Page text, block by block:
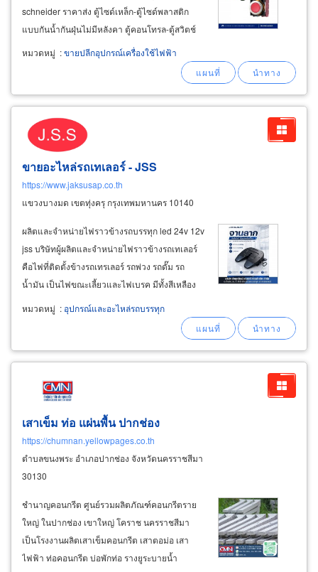
schneider ราคาส่ง ตู้ไซด์เหล็ก-ตู้ไซด์พลาสติก
แบบกันน้ำกันฝุ่นไม่มีหลังคา ตู้คอนโทรล-ตู้สวิตช์
บอร์ดเปล่า อุปกรณ์ไฟฟ้า mccb, acb, mcbs, clmd,
elcb, magnetic contactor, power meter สำหรับ
หมวดหมู่ :ขายปลีกอุปกรณ์เครื่องใช้ไฟฟ้า
ขายอะไหล่รถเทเลอร์ - JSS
https://www.jaksusap.co.th
แขวงบางมด เขตทุ่งครุ กรุงเทพมหานคร 10140
ผลิตและจำหน่ายไฟราวข้างรถบรรทุก led 24v 12v
jss บริษัทผู้ผลิตและจำหน่ายไฟราวข้างรถเทเลอร์
คือไฟที่ติดตั้งข้างรถเทรเลอร์ รถพ่วง รถดั๊ม รถ
น้ำมัน เป็นไฟขณะเลี้ยวและไฟเบรค มีทั้งสีเหลือง
และสีแดง ตามกฎหมายขนส่ง มีจำหน่ายหลายรุ่น
หลายแบบ เช่น จำหน่ายไฟราวข้าง sd-4006a : มี
หมวดหมู่ : อุปกรณ์และอะไหล่รถบรรทุก
เสาเข็ม ท่อ แผ่นพื้น ปากช่อง
https://chumnan.yellowpages.co.th
ตำบลขนงพระ อำเภอปากช่อง จังหวัดนครราชสีมา
30130
ชำนาญคอนกรีต ศูนย์รวมผลิตภัณฑ์คอนกรีตราย
ใหญ่ ในปากช่อง เขาใหญ่ โคราช นครราชสีมา
เป็นโรงงานผลิตเสาเข็มคอนกรีต เสาตอม่อ เสา
ไฟฟ้า ท่อคอนกรีต บ่อพักท่อ รางยูระบายน้ำ